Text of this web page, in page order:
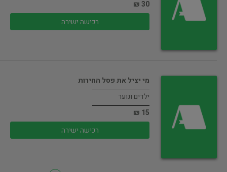
30 ₪
רכישה ישירה
מי יציל את פסל החירות
ילדים ונוער
15 ₪
רכישה ישירה